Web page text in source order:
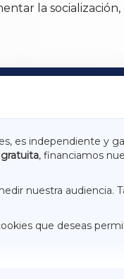
la
es independiente y
, financiamos
nuestra audiencia.
que deseas